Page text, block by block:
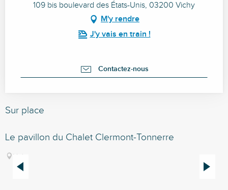
109 bis boulevard des États-Unis, 03200 Vichy
M'y rendre
J'y vais en train !
Contactez-nous
Sur place
Le pavillon du Chalet Clermont-Tonnerre
Vichy